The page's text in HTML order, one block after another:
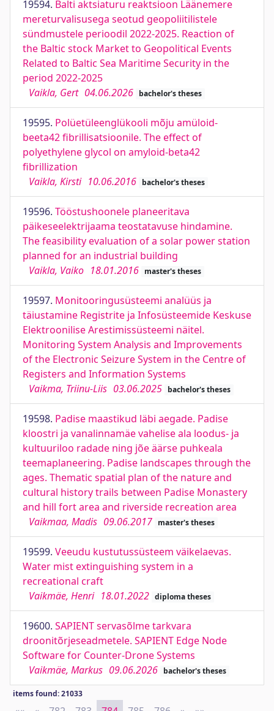
19594. Balti aktsiaturu reaktsioon Läänemere
mereturvalisusega seotud geopoliitilistele
sündmustele perioodil 2022-2025. Reaction of
the Baltic stock Market to Geopolitical Events
Related to Baltic Sea Maritime Security in the
period 2022-2025
Vaikla, Gert 04.06.2026 bachelor's theses
19595. Polüetüleenglükooli mõju amüloid-
beeta42 fibrillisatsioonile. The effect of
polyethylene glycol on amyloid-beta42
fibrillization
Vaikla, Kirsti 10.06.2016 bachelor's theses
19596. Tööstushoonele planeeritava
päikeseelektrijaama teostatavuse hindamine.
The feasibility evaluation of a solar power station
planned for an industrial building
Vaikla, Vaiko 18.01.2016 master's theses
19597. Monitooringusüsteemi analüüs ja
täiustamine Registrite ja Infosüsteemide Keskuse
Elektroonilise Arestimissüsteemi näitel.
Monitoring System Analysis and Improvements
of the Electronic Seizure System in the Centre of
Registers and Information Systems
Vaikma, Triinu-Liis 03.06.2025 bachelor's theses
19598. Padise maastikud läbi aegade. Padise
kloostri ja vanalinnamäe vahelise ala loodus- ja
kultuuriloo radade ning jõe äärse puhkeala
teemaplaneering. Padise landscapes through the
ages. Thematic spatial plan of the nature and
cultural history trails between Padise Monastery
and hill fort area and riverside recreation area
Vaikmaa, Madis 09.06.2017 master's theses
19599. Veeudu kustutussüsteem väikelaevas.
Water mist extinguishing system in a
recreational craft
Vaikmäe, Henri 18.01.2022 diploma theses
19600. SAPIENT servasõlme tarkvara
droonitõrjeseadmetele. SAPIENT Edge Node
Software for Counter-Drone Systems
Vaikmäe, Markus 09.06.2026 bachelor's theses
items found: 21033